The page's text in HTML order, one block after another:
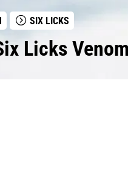
SIX LICKS
Licks